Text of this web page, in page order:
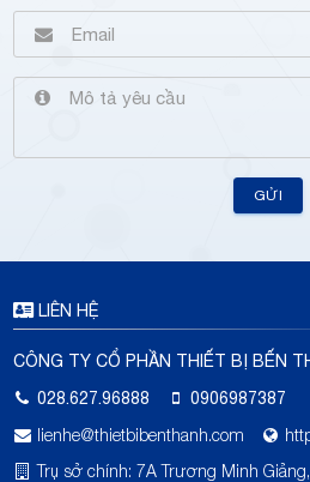
GỬI
LIÊN HỆ
CÔNG TY CỔ PHẦN THIẾT BỊ BẾN
028.627.96888
0906987387
lienhe@thietbibenthanh.com
Trụ sở chính: 7A Trương Minh